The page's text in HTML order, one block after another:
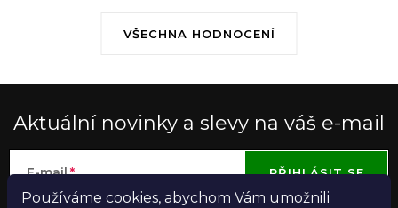
Používáme cookies, abychom Vám umožnili
VŠECHNA HODNOCENÍ
Aktuální novinky a slevy na váš e-mail
E-mail PŘIHLÁSIT SE